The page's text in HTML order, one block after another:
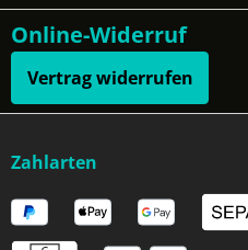
Online-Widerruf
Vertrag widerrufen
Zahlarten